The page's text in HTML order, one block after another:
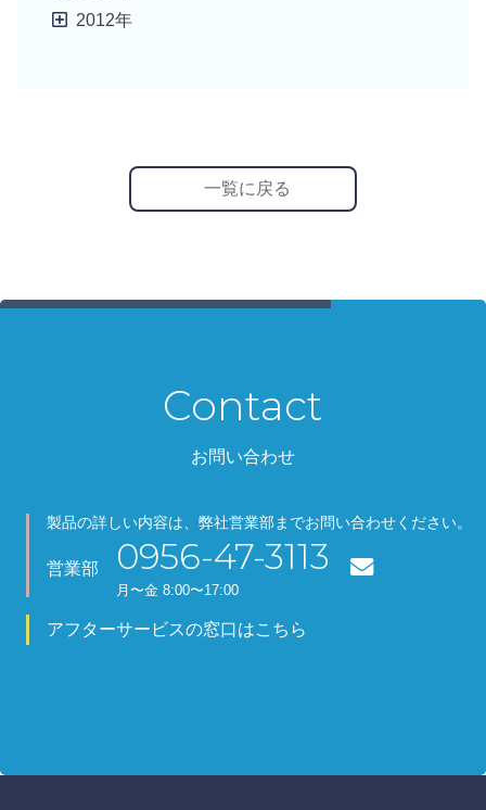
2012年
一覧に戻る
Contact
お問い合わせ
製品の詳しい内容は、弊社営業部までお問い合わせください。
営業部 0956-47-3113
月 〜金 8:00〜17:00
アフターサービスの窓口はこちら